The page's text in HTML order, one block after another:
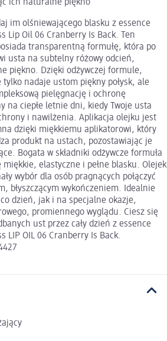
ich naturalne piękno
im olśniewającego blasku z essence
Lip Oil 06 Cranberry Is Back. Ten
transparentną formułę, która po
usta na subtelny różowy odcień,
piękno. Dzięki odżywczej formule,
nadaje ustom piękny połysk, ale
pielęgnację i ochronę
na ciepłe letnie dni, kiedy Twoje usta
i nawilżenia. Aplikacja olejku jest
dzięki miękkiemu aplikatorowi, który
produkt na ustach, pozostawiając je
Bogata w składniki odżywcze formuła
elastyczne i pełne blasku. Olejek
wybór dla osób pragnących połączyć
błyszczącym wykończeniem. Idealnie
dzień, jak i na specjalne okazje,
promiennego wyglądu. Ciesz się
ust przez cały dzień z essence
LIP OIL 06 Cranberry Is Back.